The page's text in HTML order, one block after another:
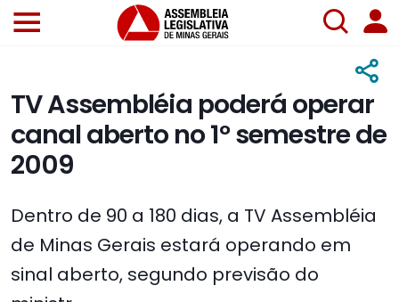
TV Assembléia poderá operar
canal aberto no 1º semestre de
2009
Dentro de 90 a 180 dias, a TV Assembléia
de Minas Gerais estará operando em
sinal aberto, segundo previsão do